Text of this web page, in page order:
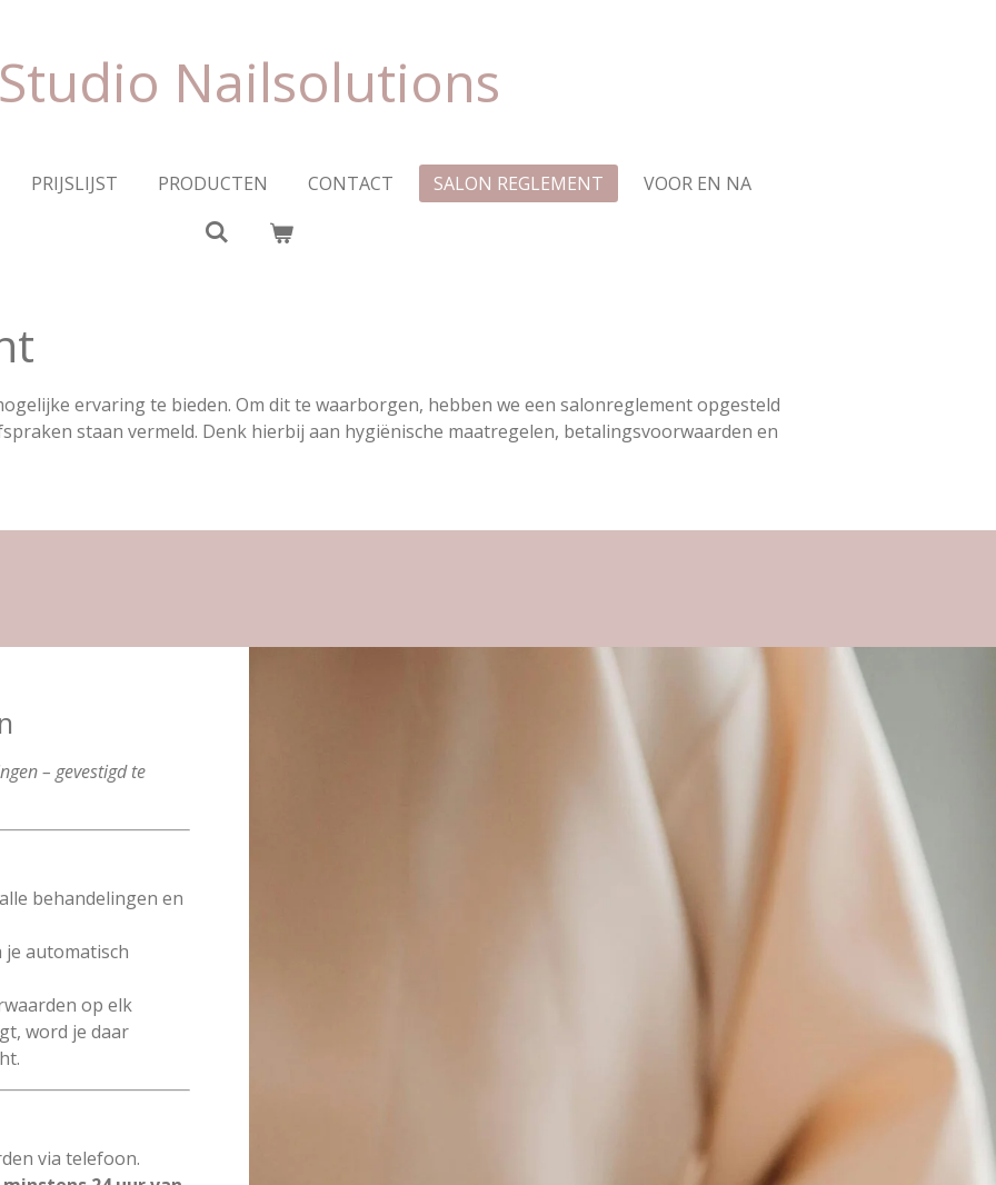
Nailsolutions
PRIJSLIJST PRODUCTEN CONTACT SALON REGLEMENT VOOR EN NA
ervaring te bieden. Om dit te waarborgen, hebben we een salonreglement opgesteld
staan vermeld. Denk hierbij aan hygiënische maatregelen, betalingsvoorwaarden en
– gevestigd te
behandelingen en
je automatisch
op elk
word je daar
via telefoon.